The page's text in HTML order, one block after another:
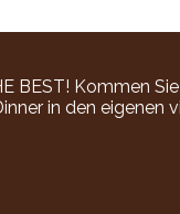
BEST! Kommen
in den